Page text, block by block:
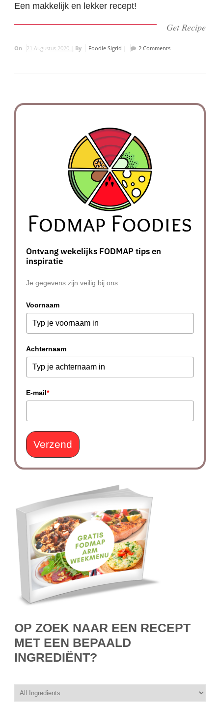
Een makkelijk en lekker recept!
Get Recipe
On 21 Augustus 2020 | By Foodie Sigrid 2 Comments
Ontvang wekelijks FODMAP tips en
inspiratie
Je gegevens zijn veilig bij ons
Voornaam
Achternaam
E-mail*
Verzend
OP ZOEK NAAR EEN RECEPT
MET EEN BEPAALD
INGREDIËNT?